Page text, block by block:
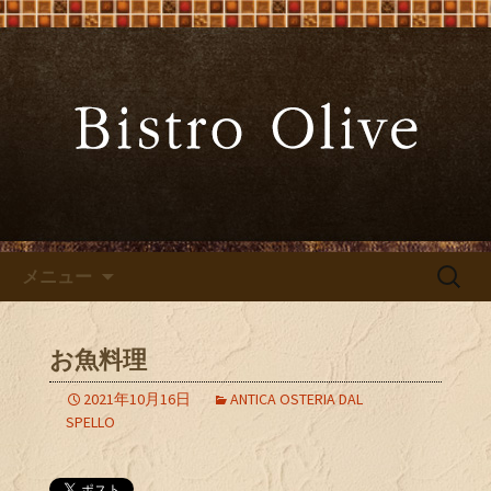
大阪難波の「Bistro Olive（ビ
ストロ オリーブ）」
大阪難波の「ビストロオリーブ」でワ
インと炭火焼料理を
メニュー
検
お魚料理
2021年10月16日
ANTICA OSTERIA DAL
SPELLO